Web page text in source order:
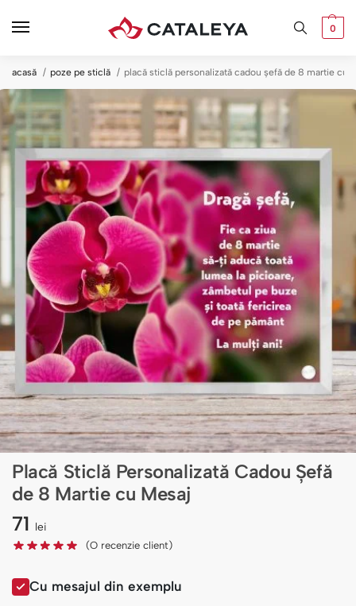
0
acasă poze pe sticlă placă sticlă personalizată cadou șefă de 8 martie cu
Placă Sticlă Personalizată Cadou Șefă
de 8 Martie cu Mesaj
71 lei
(O recenzie client)
Cu mesajul din exemplu